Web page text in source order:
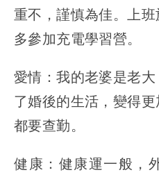
重不，謹慎為佳。上
多參加充電學習營。
愛情：我的老婆是老
了婚後的生活，變得
都要查勤。
健康：健康運一般，